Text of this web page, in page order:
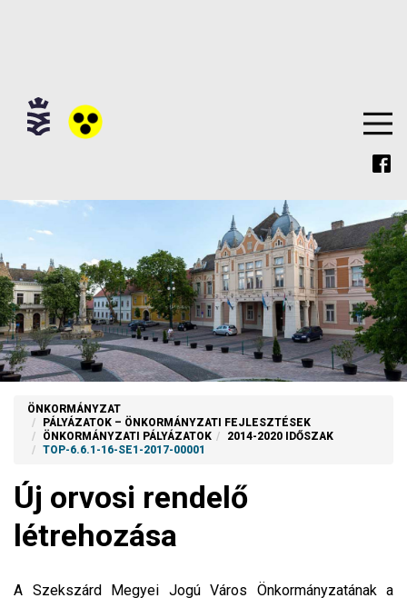
ÖNKORMÁNYZAT
PÁLYÁZATOK – ÖNKORMÁNYZATI FEJLESZTÉSEK
ÖNKORMÁNYZATI PÁLYÁZATOK
2014-2020 IDŐSZAK
TOP-6.6.1-16-SE1-2017-00001
Új orvosi rendelő
létrehozása
A Szekszárd Megyei Jogú Város Önkormányzatának a